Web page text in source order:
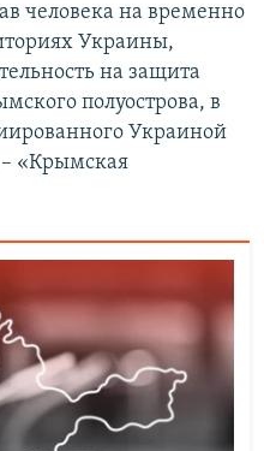
человека на временно
Украины,
на защита
полуострова, в
Украиной
«Крымская